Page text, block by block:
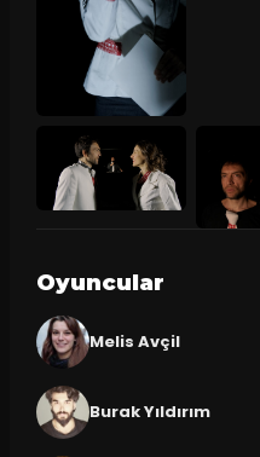
Oyuncular
Melis Avçil
Burak Yıldırım